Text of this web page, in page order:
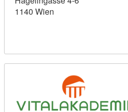
1140 Wien